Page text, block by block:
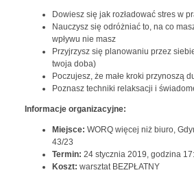
Dowiesz się jak rozładować stres w
Nauczysz się odróżniać to, na co
wpływu nie masz
Przyjrzysz się planowaniu przez
twoja doba)
Poczujesz, że małe kroki przynoszą
Poznasz techniki relaksacji i
Informacje organizacyjne:
Miejsce: WORQ więcej niż biuro,
43/23
Termin: 24 stycznia 2019, godzina
Koszt: warsztat BEZPŁATNY